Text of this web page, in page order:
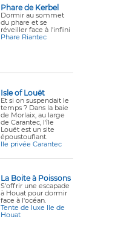
Phare de Kerbel
Dormir au sommet
du phare et se
réveiller face à l'infini
Phare Riantec
Isle of Louët
Et si on suspendait le
temps ? Dans la baie
de Morlaix, au large
de Carantec, l'île
Louët est un site
époustouflant.
Ile privée Carantec
La Boite à Poissons
S'offrir une escapade
à Houat pour dormir
face à l'océan.
Tente de luxe Ile de
Houat